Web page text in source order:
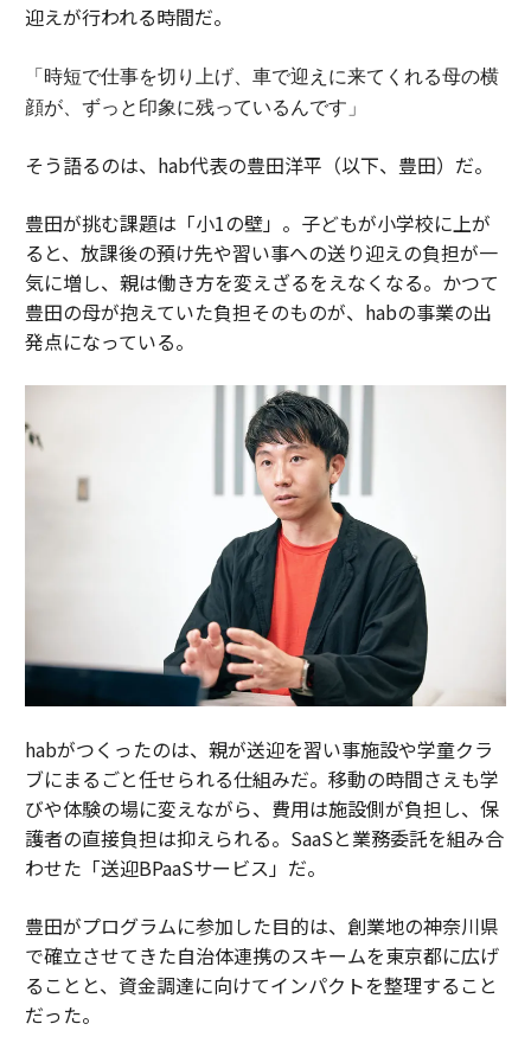
迎えが行われる時間だ。
「時短で仕事を切り上げ、車で迎えに来てくれる母の横
顔が、ずっと印象に残っているんです」
そう語るのは、hab代表の豊田洋平（以下、豊田）だ。
豊田が挑む課題は「小1の壁」。子どもが小学校に上が
ると、放課後の預け先や習い事への送り迎えの負担が一
気に増し、親は働き方を変えざるをえなくなる。かつて
豊田の母が抱えていた負担そのものが、habの事業の出
発点になっている。
habがつくったのは、親が送迎を習い事施設や学童クラ
ブにまるごと任せられる仕組みだ。移動の時間さえも学
びや体験の場に変えながら、費用は施設側が負担し、保
護者の直接負担は抑えられる。SaaSと業務委託を組み合
わせた「送迎BPaaSサービス」だ。
豊田がプログラムに参加した目的は、創業地の神奈川県
で確立させてきた自治体連携のスキームを東京都に広げ
ることと、資金調達に向けてインパクトを整理すること
だった。